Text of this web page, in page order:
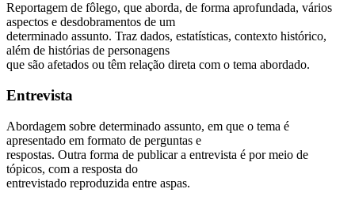
Reportagem de fôlego, que aborda, de forma aprofundada, vários
aspectos e desdobramentos de um
determinado assunto. Traz dados, estatísticas, contexto histórico,
além de histórias de personagens
que são afetados ou têm relação direta com o tema abordado.
Entrevista
Abordagem sobre determinado assunto, em que o tema é
apresentado em formato de perguntas e
respostas. Outra forma de publicar a entrevista é por meio de
tópicos, com a resposta do
entrevistado reproduzida entre aspas.